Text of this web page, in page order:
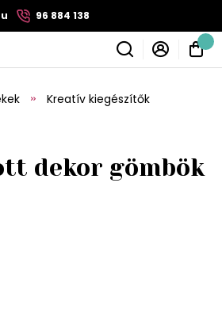
96 884 138
Kreatív kiegészítők
dekor gömbök